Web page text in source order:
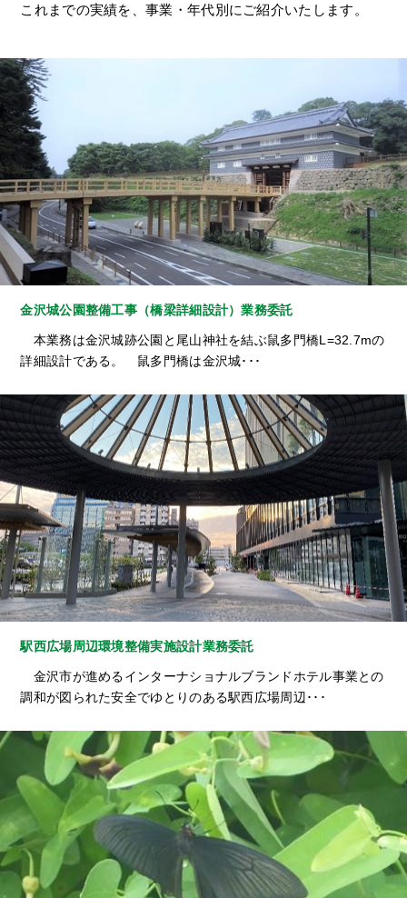
これまでの実績を、事業・年代別にご紹介いたします。
金沢城公園整備工事（橋梁詳細設計）業務委託
本業務は金沢城跡公園と尾山神社を結ぶ鼠多門橋L=32.7mの
詳細設計である。 鼠多門橋は金沢城･･･
駅西広場周辺環境整備実施設計業務委託
金沢市が進めるインターナショナルブランドホテル事業との
調和が図られた安全でゆとりのある駅西広場周辺･･･